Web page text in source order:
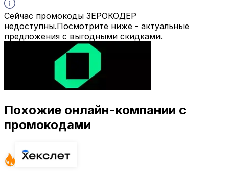
Сейчас промокоды ЗЕРОКОДЕР
недоступны.Посмотрите ниже - актуальные
предложения с выгодными скидками.
Похожие онлайн-компании с
промокодами